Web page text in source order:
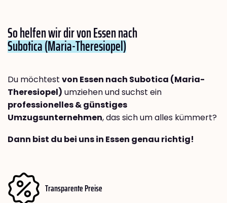
So helfen wir dir von Essen nach
Subotica (Maria-Theresiopel)
Du möchtest von Essen nach Subotica (Maria-
Theresiopel) umziehen und suchst ein
professionelles & günstiges
Umzugsunternehmen, das sich um alles kümmert?
Dann bist du bei uns in Essen genau richtig!
Transparente Preise